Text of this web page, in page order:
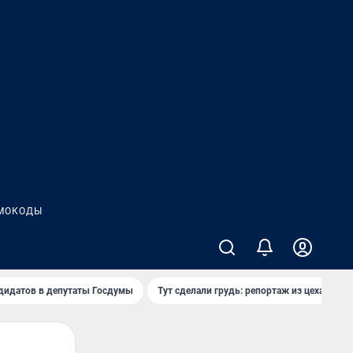
в депутаты Госдумы Тут сделали грудь: репортаж из цеха